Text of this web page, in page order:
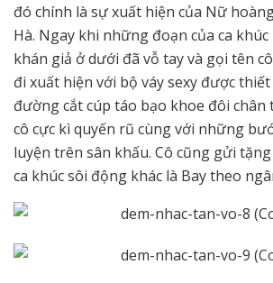
đó chính là sự xuất hiện của Nữ
Hà. Ngay khi những đoạn của ca
khán giả ở dưới đã vỗ tay và gọi tên
đi xuất hiện với bộ váy sexy được
đường cắt cúp táo bạo khoe đôi chân
cô cực kì quyến rũ cùng với những
luyện trên sân khấu. Cô cũng gửi
ca khúc sôi động khác là Bay theo